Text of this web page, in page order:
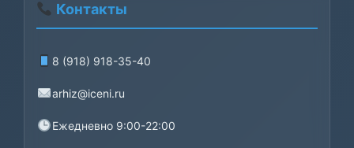
Контакты
8 (918) 918-35-40
arhiz@iceni.ru
Ежедневно 9:00-22:00